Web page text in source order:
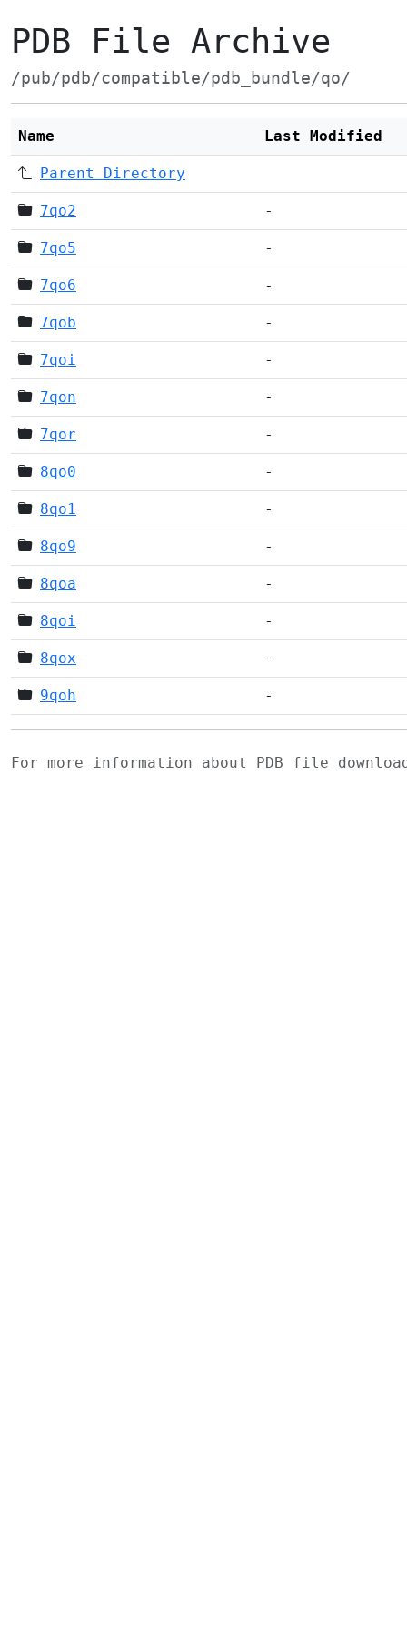
PDB File Archive
/pub/pdb/compatible/pdb_bundle/qo/
Name Last Modified
Parent Directory
7qo2 -
7qo5 -
7qo6 -
7qob -
7qoi -
7qon -
7qor -
8qo0 -
8qo1 -
8qo9 -
8qoa -
8qoi -
8qox -
9qoh -
For more information about PDB file